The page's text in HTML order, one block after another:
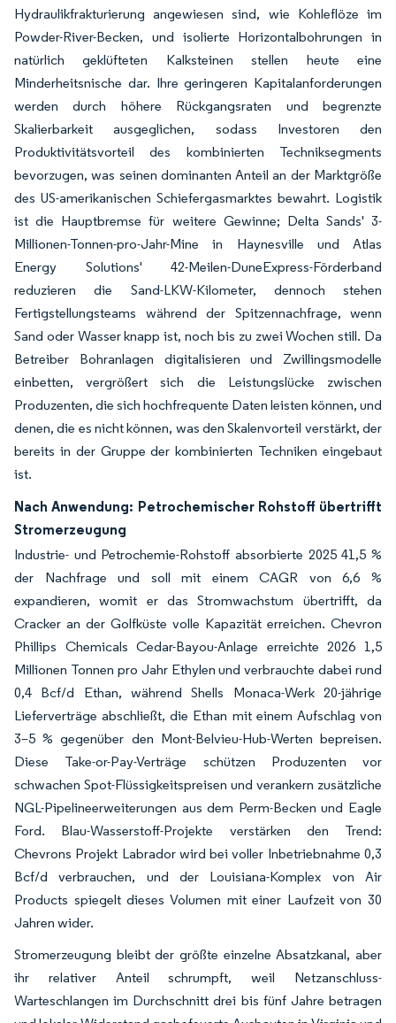
Hydraulikfrakturierung angewiesen sind, wie Kohleflöze im
Powder-River-Becken, und isolierte Horizontalbohrungen in
natürlich geklüfteten Kalksteinen stellen heute eine
Minderheitsnische dar. Ihre geringeren Kapitalanforderungen
werden durch höhere Rückgangsraten und begrenzte
Skalierbarkeit ausgeglichen, sodass Investoren den
Produktivitätsvorteil des kombinierten Techniksegments
bevorzugen, was seinen dominanten Anteil an der Marktgröße
des US-amerikanischen Schiefergasmarktes bewahrt. Logistik
ist die Hauptbremse für weitere Gewinne; Delta Sands' 3-
Millionen-Tonnen-pro-Jahr-Mine in Haynesville und Atlas
Energy Solutions' 42-Meilen-DuneExpress-Förderband
reduzieren die Sand-LKW-Kilometer, dennoch stehen
Fertigstellungsteams während der Spitzennachfrage, wenn
Sand oder Wasser knapp ist, noch bis zu zwei Wochen still. Da
Betreiber Bohranlagen digitalisieren und Zwillingsmodelle
einbetten, vergrößert sich die Leistungslücke zwischen
Produzenten, die sich hochfrequente Daten leisten können, und
denen, die es nicht können, was den Skalenvorteil verstärkt, der
bereits in der Gruppe der kombinierten Techniken eingebaut
ist.
Nach Anwendung: Petrochemischer Rohstoff übertrifft
Stromerzeugung
Industrie- und Petrochemie-Rohstoff absorbierte 2025 41,5 %
der Nachfrage und soll mit einem CAGR von 6,6 %
expandieren, womit er das Stromwachstum übertrifft, da
Cracker an der Golfküste volle Kapazität erreichen. Chevron
Phillips Chemicals Cedar-Bayou-Anlage erreichte 2026 1,5
Millionen Tonnen pro Jahr Ethylen und verbrauchte dabei rund
0,4 Bcf/d Ethan, während Shells Monaca-Werk 20-jährige
Lieferverträge abschließt, die Ethan mit einem Aufschlag von
3–5 % gegenüber den Mont-Belvieu-Hub-Werten bepreisen.
Diese Take-or-Pay-Verträge schützen Produzenten vor
schwachen Spot-Flüssigkeitspreisen und verankern zusätzliche
NGL-Pipelineerweiterungen aus dem Perm-Becken und Eagle
Ford. Blau-Wasserstoff-Projekte verstärken den Trend:
Chevrons Projekt Labrador wird bei voller Inbetriebnahme 0,3
Bcf/d verbrauchen, und der Louisiana-Komplex von Air
Products spiegelt dieses Volumen mit einer Laufzeit von 30
Jahren wider.
Stromerzeugung bleibt der größte einzelne Absatzkanal, aber
ihr relativer Anteil schrumpft, weil Netzanschluss-
Warteschlangen im Durchschnitt drei bis fünf Jahre betragen